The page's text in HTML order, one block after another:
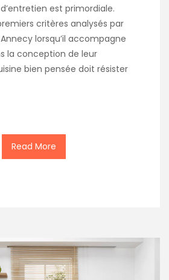
est primordiale.
critères analysés par
lorsqu’il accompagne
la conception de leur
bien pensée doit résister
Read More